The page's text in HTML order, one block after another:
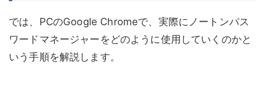
では、PCのGoogle Chromeで、実際にノートンパス
ワードマネージャーをどのように使用していくのかと
いう手順を解説します。